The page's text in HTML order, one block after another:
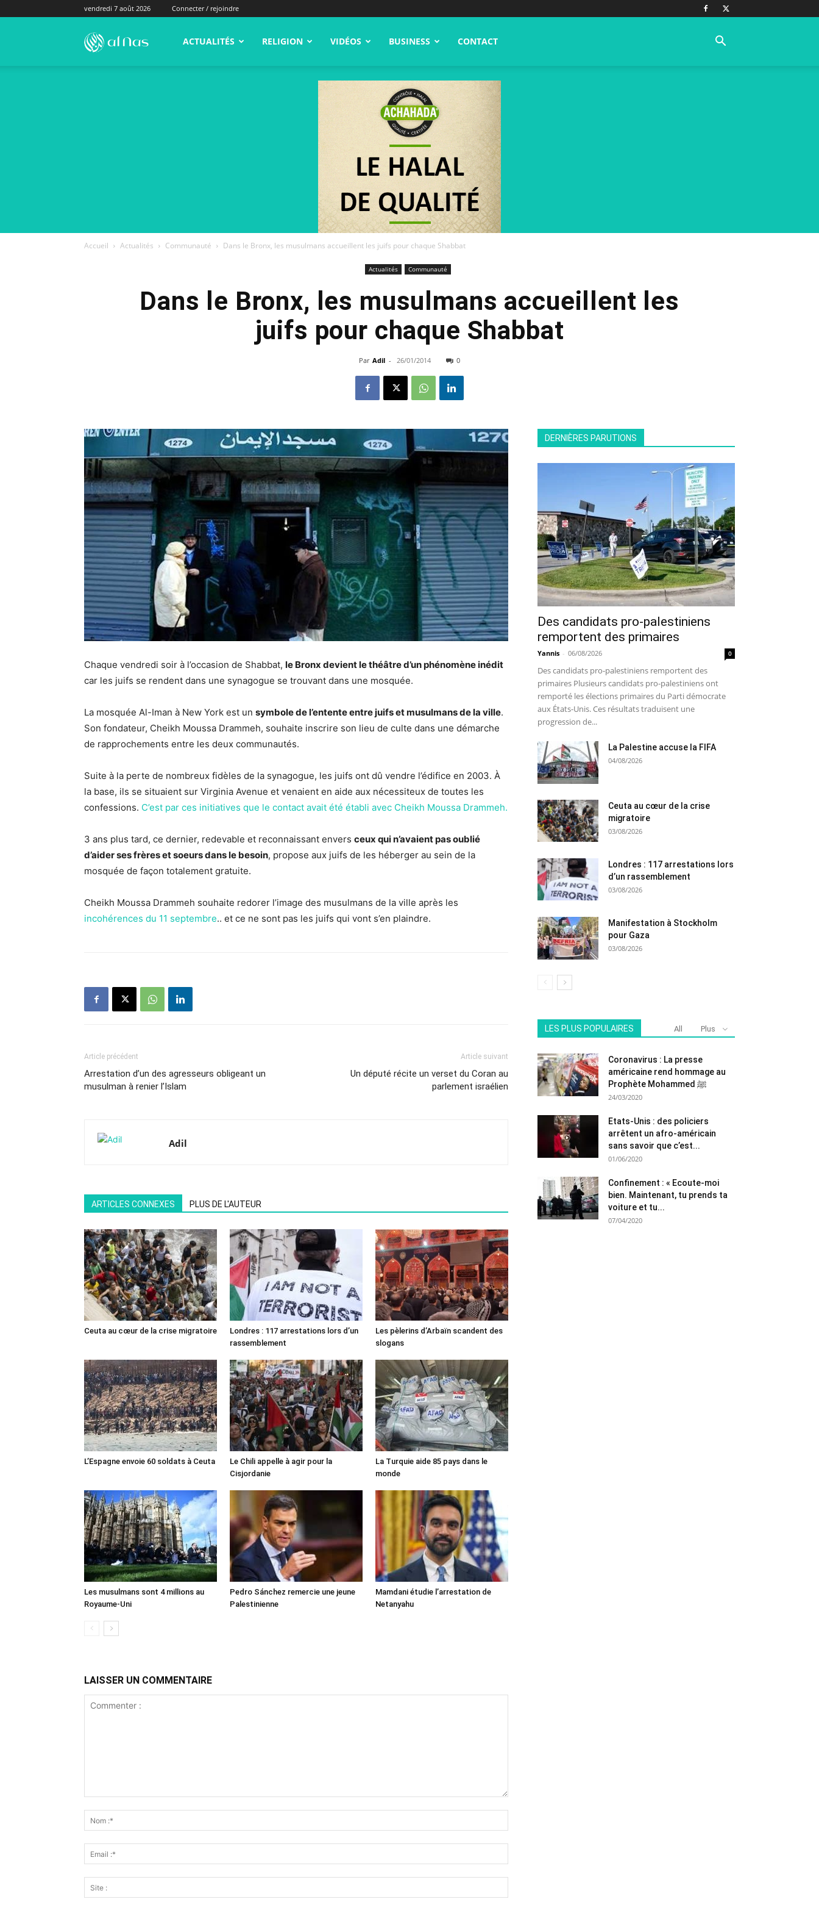
vendredi 7 août 2026 Connecter / rejoindre
alNas.fr ACTUALITÉS RELIGION VIDÉOS BUSINESS CONTACT
Accueil Actualités Communauté Dans le Bronx, les musulmans accueillent les juifs pour chaque Shabbat
Actualités Communauté
Dans le Bronx, les musulmans accueillent les
juifs pour chaque Shabbat
Par Adil - 26/01/2014 0
Chaque vendredi soir à l’occasion de Shabbat, le Bronx devient le théâtre d’un phénomène inédit
car les juifs se rendent dans une synagogue se trouvant dans une mosquée.
La mosquée Al-Iman à New York est un symbole de l’entente entre juifs et musulmans de la ville.
Son fondateur, Cheikh Moussa Drammeh, souhaite inscrire son lieu de culte dans une démarche
de rapprochements entre les deux communautés.
Suite à la perte de nombreux fidèles de la synagogue, les juifs ont dû vendre l’édifice en 2003. À
la base, ils se situaient sur Virginia Avenue et venaient en aide aux nécessiteux de toutes les
confessions. C’est par ces initiatives que le contact avait été établi avec Cheikh Moussa Drammeh.
3 ans plus tard, ce dernier, redevable et reconnaissant envers ceux qui n’avaient pas oublié
d’aider ses frères et soeurs dans le besoin, propose aux juifs de les héberger au sein de la
mosquée de façon totalement gratuite.
Cheikh Moussa Drammeh souhaite redorer l’image des musulmans de la ville après les
incohérences du 11 septembre.. et ce ne sont pas les juifs qui vont s’en plaindre.
Article précédent
Arrestation d’un des agresseurs obligeant un
musulman à renier l’Islam
Article suivant
Un député récite un verset du Coran au
parlement israélien
Adil
ARTICLES CONNEXES PLUS DE L'AUTEUR
Ceuta au cœur de la crise migratoire
Londres : 117 arrestations lors d’un
rassemblement
Les pèlerins d’Arbaïn scandent des
slogans
L’Espagne envoie 60 soldats à Ceuta
Le Chili appelle à agir pour la
Cisjordanie
La Turquie aide 85 pays dans le
monde
Les musulmans sont 4 millions au
Royaume-Uni
Pedro Sánchez remercie une jeune
Palestinienne
Mamdani étudie l’arrestation de
Netanyahu
LAISSER UN COMMENTAIRE
DERNIÈRES PARUTIONS
Des candidats pro-palestiniens
remportent des primaires
Yannis - 06/08/2026 0
Des candidats pro-palestiniens remportent des
primaires Plusieurs candidats pro-palestiniens ont
remporté les élections primaires du Parti démocrate
aux États-Unis. Ces résultats traduisent une
progression de...
La Palestine accuse la FIFA
04/08/2026
Ceuta au cœur de la crise
migratoire
03/08/2026
Londres : 117 arrestations lors
d’un rassemblement
03/08/2026
Manifestation à Stockholm
pour Gaza
03/08/2026
LES PLUS POPULAIRES All Plus
Coronavirus : La presse
américaine rend hommage au
Prophète Mohammed ﷺ
24/03/2020
Etats-Unis : des policiers
arrêtent un afro-américain
sans savoir que c’est...
01/06/2020
Confinement : « Ecoute-moi
bien. Maintenant, tu prends ta
voiture et tu...
07/04/2020